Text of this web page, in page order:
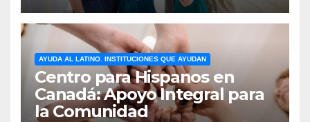
AYUDA AL LATINO. INSTITUCIONES QUE AYUDAN
Centro para Hispanos en
Canadá: Apoyo Integral para
la Comunidad